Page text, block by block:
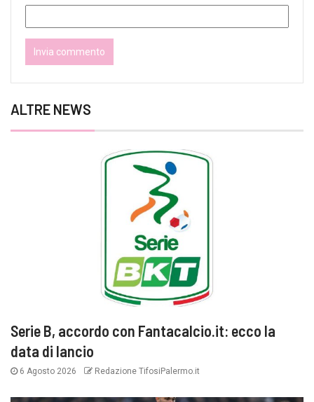
ALTRE NEWS
Serie B, accordo con Fantacalcio.it: ecco la
data di lancio
6 Agosto 2026 Redazione TifosiPalermo.it